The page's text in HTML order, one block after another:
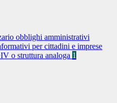
obblighi amministrativi
per cittadini e imprese
o struttura analoga 1